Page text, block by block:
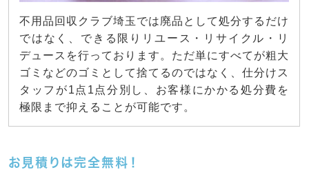
不用品回収クラブ埼玉では廃品として処分するだけ
ではなく、できる限りリユース・リサイクル・リ
デュースを行っております。ただ単にすべてが粗大
ゴミなどのゴミとして捨てるのではなく、仕分けス
タッフが1点1点分別し、お客様にかかる処分費を
極限まで抑えることが可能です。
お見積りは完全無料！